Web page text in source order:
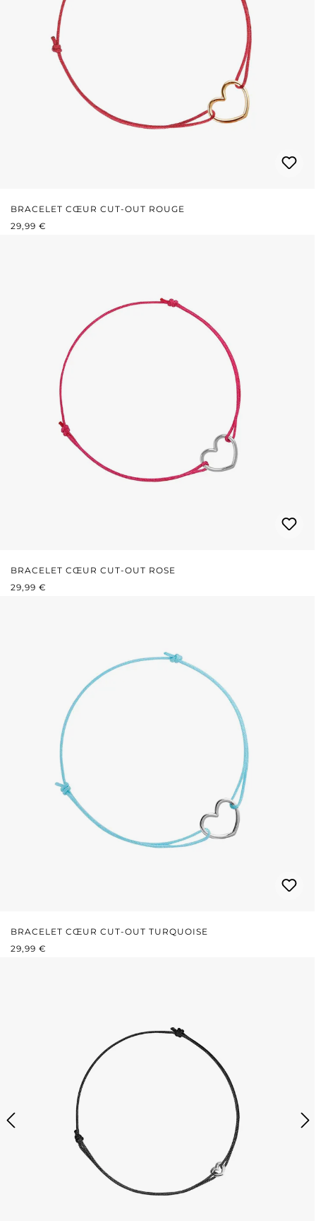
BRACELET CŒUR CUT-OUT ROUGE
PRIX RÉGULIER :
29,99 €
BRACELET CŒUR CUT-OUT ROSE
PRIX RÉGULIER :
29,99 €
BRACELET CŒUR CUT-OUT TURQUOISE
PRIX RÉGULIER :
29,99 €